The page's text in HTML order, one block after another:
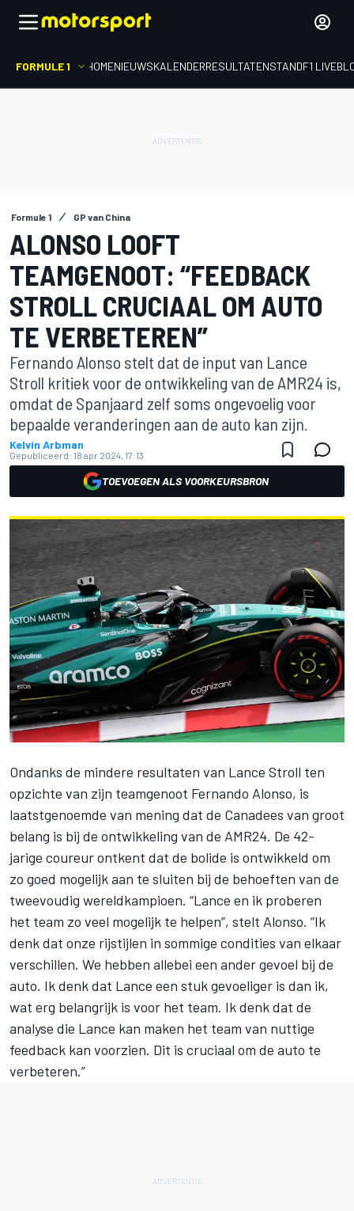
FORMULE 1 HOMENIEUWSKALENDERRESULTATENSTANDF1
Formule 1 GP van China
ALONSO LOOFT
TEAMGENOOT: “FEEDBACK
STROLL CRUCIAAL OM AUTO
TE VERBETEREN”
Fernando Alonso stelt dat de input van Lance
Stroll kritiek voor de ontwikkeling van de AMR24 is,
omdat de Spanjaard zelf soms ongevoelig voor
bepaalde veranderingen aan de auto kan zijn.
Kelvin Arbman
Gepubliceerd: 18 apr 2024, 17:13
TOEVOEGEN ALS VOORKEURSBRON
Ondanks de mindere resultaten van Lance Stroll ten
opzichte van zijn teamgenoot Fernando Alonso, is
laatstgenoemde van mening dat de Canadees van groot
belang is bij de ontwikkeling van de AMR24. De 42-
jarige coureur ontkent dat de bolide is ontwikkeld om
zo goed mogelijk aan te sluiten bij de behoeften van de
tweevoudig wereldkampioen. “Lance en ik proberen
het team zo veel mogelijk te helpen”, stelt Alonso. “Ik
denk dat onze rijstijlen in sommige condities van elkaar
verschillen. We hebben allebei een ander gevoel bij de
auto. Ik denk dat Lance een stuk gevoeliger is dan ik,
wat erg belangrijk is voor het team. Ik denk dat de
analyse die Lance kan maken het team van nuttige
feedback kan voorzien. Dit is cruciaal om de auto te
verbeteren.”